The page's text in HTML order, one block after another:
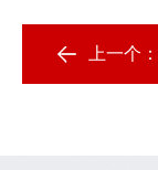
上一个：